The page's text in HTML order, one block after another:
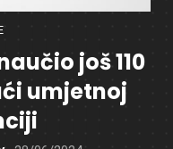
još 110
umjetnoj